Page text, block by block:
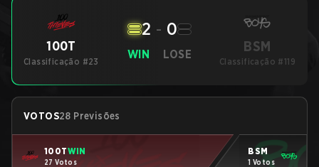
100T
Classificação #23
WIN
2 - 0
LOSE BSM
Classificação #119
VOTOS28 Previsões
100TWIN
27 Votos
BSM
1 Votos